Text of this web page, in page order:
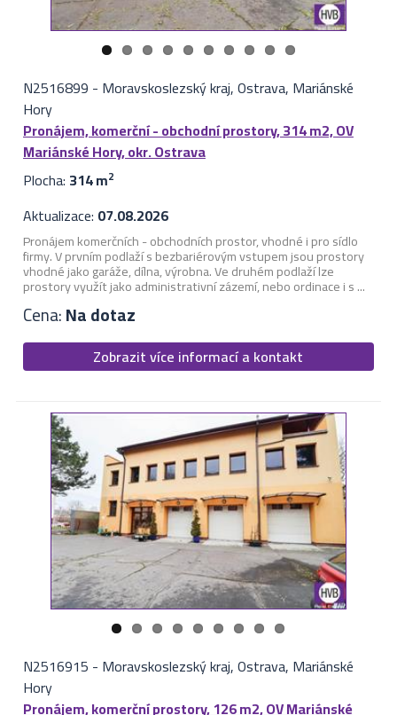
N2516899 - Moravskoslezský kraj, Ostrava, Mariánské
Hory
Pronájem, komerční - obchodní prostory, 314 m2, OV
Mariánské Hory, okr. Ostrava
Plocha: 314 m2
Aktualizace: 07.08.2026
Pronájem komerčních - obchodních prostor, vhodné i pro sídlo
firmy. V prvním podlaží s bezbariérovým vstupem jsou prostory
vhodné jako garáže, dílna, výrobna. Ve druhém podlaží lze
prostory využít jako administrativní zázemí, nebo ordinace i s ...
Cena:Na dotaz
Zobrazit více informací a kontakt
N2516915 - Moravskoslezský kraj, Ostrava, Mariánské
Hory
Pronájem, komerční prostory, 126 m2, OV Mariánské